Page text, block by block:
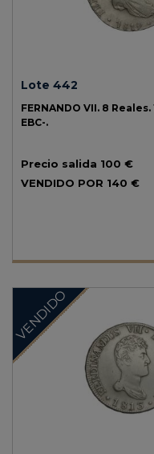
Lote 442
FERNANDO VII. 8 Reales.
EBC-.
Precio salida 100 €
VENDIDO POR 140 €
VENDIDO